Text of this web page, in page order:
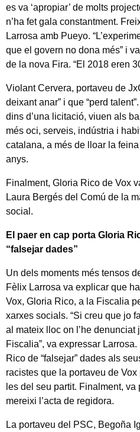
es va ‘apropiar’ de molts
n’ha fet gala constantment.
Larrosa amb Pueyo.
que el govern no dona més” i
de la nova Fira. “El 2018 eren
Violant Cervera, portaveu de
deixant anar” i que “perd
dins d’una licitació, viuen als
més oci, serveis, indústria i
catalana, a més de lloar la
anys.
Finalment, Gloria Rico de Vox
Laura Bergés del Comú de la
social.
El paer en cap porta Gloria
“falsejar dades”
Un dels moments més tensos
Fèlix Larrosa va explicar que
Vox, Gloria Rico, a la Fiscalia
xarxes socials. “Si creu que jo
al mateix lloc on l’he
Fiscalia”, va expressar
Rico de “falsejar” dades als
racistes que la portaveu de
les del seu partit. Finalment,
mereixi l’acta de regidora.
La portaveu del PSC, Begoña